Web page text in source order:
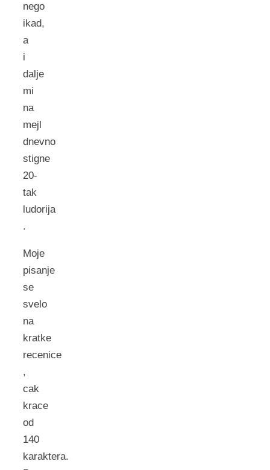
nego
ikad,
a
i
dalje
mi
na
mejl
dnevno
stigne
20-
tak
ludorija
.
Moje
pisanje
se
svelo
na
kratke
recenice
,
cak
krace
od
140
karaktera.